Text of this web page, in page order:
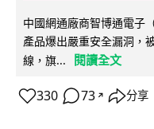
中國網通廠商智博通電
產品爆出嚴重安全漏洞，
線，旗...
閱讀全文
330 73 ↗ 分享